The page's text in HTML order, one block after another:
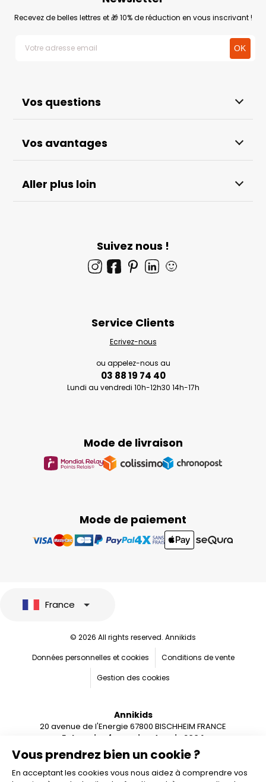
Vos questions
Vos avantages
Aller plus loin
Recevez de belles lettres et 🎁 10% de réduction en vous inscrivant !
Suivez nous !
🙂
Mode de paiement
Mode de livraison
Service Clients
Ecrivez-nous
ou appelez-nous au
03 88 19 74 40
Lundi au vendredi 10h-12h30 14h-17h
Vous prendrez bien un cookie ?
En acceptant les cookies vous nous aidez à comprendre vos
France
© 2026 All rights reserved. Annikids
Données personnelles et cookies
Conditions de vente
Gestion des cookies
Annikids
20 avenue de l'Energie 67800 BISCHHEIM FRANCE
Entreprise française depuis 2004